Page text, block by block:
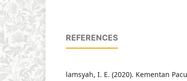
REFERENCES
lamsyah, I. E. (2020). Kementan